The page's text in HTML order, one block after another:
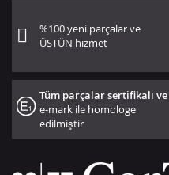
%100 yeni parçalar ve
ÜSTÜN hizmet
Tüm parçalar sertifikalı ve
e-mark ile homologe
edilmiştir